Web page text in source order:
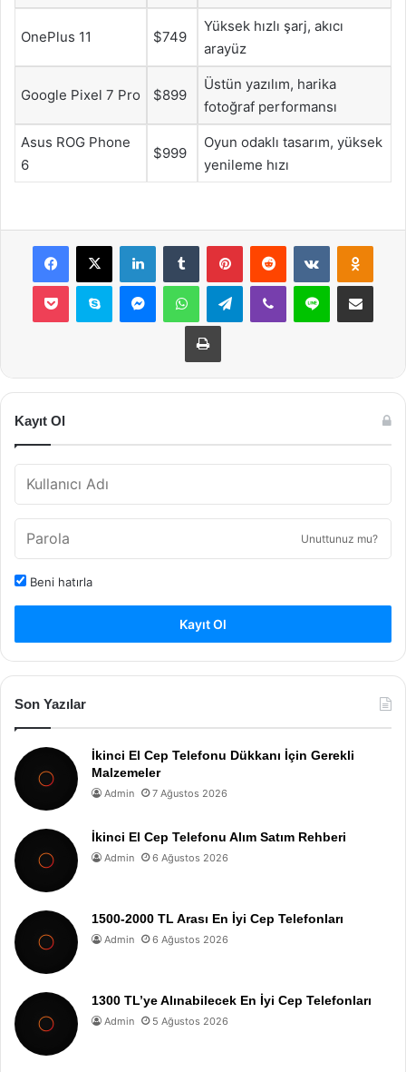
OnePlus 11 $749
Yüksek hızlı şarj, akıcı
arayüz
Google Pixel 7 Pro $899
Üstün yazılım, harika
fotoğraf performansı
Asus ROG Phone
6
$999
Oyun odaklı tasarım, yüksek
yenileme hızı
Facebook
X LinkedInTumblr PinterestReddit VKontakte
Pocket Skype MessengerWhatsAppTelegramViber Line E-Posta ile
Yazdır
Kayıt Ol
Unuttunuz mu?
Beni hatırla
Kayıt Ol
Son Yazılar
İkinci El Cep Telefonu Dükkanı İçin Gerekli
Malzemeler
Admin 7 Ağustos 2026
İkinci El Cep Telefonu Alım Satım Rehberi
Admin 6 Ağustos 2026
1500-2000 TL Arası En İyi Cep Telefonları
Admin 6 Ağustos 2026
1300 TL’ye Alınabilecek En İyi Cep Telefonları
Admin 5 Ağustos 2026